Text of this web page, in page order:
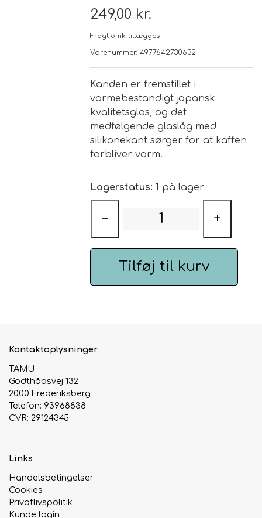
Brand
Te
Løsvægt teer
Sort Te
Grøn Te
Grøn Hvid Te
Rooibush
Chaplon Te
Kusmi Te
Matcha te og tilbehør
Nyheder
Åbningstider
249,00 kr.
Fragt omk. tillægges
Varenummer: 4977642730632
Kanden er fremstillet i
varmebestandigt japansk
kvalitetsglas, og det
medfølgende glaslåg med
silikonekant sørger for at kaffen
forbliver varm.
Lagerstatus: 1 på lager
− +
Tilføj til kurv
Kontaktoplysninger
TAMU
Godthåbsvej 132
2000 Frederiksberg
Telefon: 93968838
CVR: 29124345
Links
Handelsbetingelser
Cookies
Privatlivspolitik
Kunde login